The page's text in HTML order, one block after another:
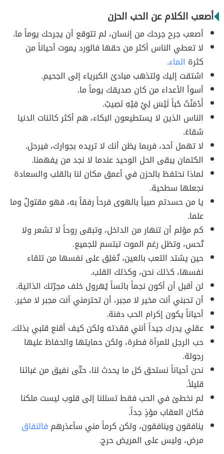
أصعب الكلام عن الحب الحزن
أصعب جرح جرحك من إنسان، لم تتوقع أن يجرحك يوماً ما.
لا تعطي الناس أكثر من حقها فالورد يموت أحياناً من
كثرة الماء.
اشتقت إليك ولتذهب مبادئ الكبرياء إلى الجحيم.
أسوأ الأعداء من كان صديقك يوماً ما.
أَدْمَنْتُ حُباً لَيْسَ لِيْ فِيْهِ نَصِيبْ.
الناس الذين لا يستطيعون البكاء، هم أكثر كائنات الدنيا
شقاءً.
لا تهمل أحد، فربما يظن أنك لا تريده بجوارك، فيرحل.
الكتمان يبقى الحل الوحيد عندما لا نجد من يفهمنا.
لماذا نحتفظ بالحزن في أعمق مكان لنا بالقلب والسعادة
نجعلها سطحية.
يا من حسدتم صبياً بالهوى فرحاً رفقاً به، فهو مقتولٌ وما
علما.
كم مؤلم أن تنهار من الداخل، وتبقى روحاً لا تشعر ولا
تُحس، وتظل رغم الموت تبتسم للجميع.
حين يشتد التعب بالعين، تُغلِق على نفسها من تلقاء
نفسها، كذلك نحن، وكذلك القلب.
لن أقبل أن أكون نجماً بائساً يُهرول خلف مجرّتك الذاتية.
أن تحبني أنت مخير لا مجبر، أن تحترمني أنت مجبر لا مخير.
أحياناً يكون إكرام الحب دفنة.
عقلي يدرك جيداً أنني فقدته ولكن كيف أقنع قلبي بذلك.
حب الرجل للمرأة فطرة، ولكن حمايتها والحفاظ عليها
رجولة.
نحن أحياناً نستحق كل ما يحدث لنا، حتّى نفيق من غبائنا
قليلا‌ً.
لم نخطئ في الحب فقط تسللنا إلى قلوب ليست ملكنا
فكان العقاب مؤذٍ جداً.
ينافقون وينافقون، ولكن كرماً مني سأعذرهم فالنفاق
مرض، وليس على المريض حرج.